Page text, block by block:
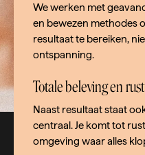
We werken met
en bewezen methodes
resultaat te bereiken,
ontspanning.
Totale beleving en rust
Naast resultaat staat
centraal. Je komt tot
omgeving waar alles